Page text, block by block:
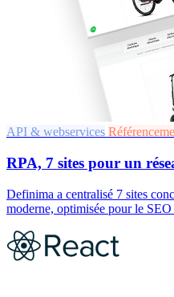
API & webservices
RPA, 7 sites pour un
Definima a centralisé 7 sites
moderne, optimisée pour le SEO